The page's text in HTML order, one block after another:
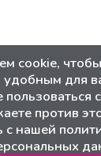
cookie,
для
против
с нашей